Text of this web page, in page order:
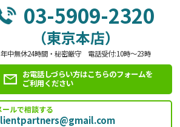
03-5909-2320
（東京本店）
年中無休24時間・秘密厳守 電話受付:10時～23時
お電話しづらい方はこちらのフォームを
ご利用ください
ールで相談する